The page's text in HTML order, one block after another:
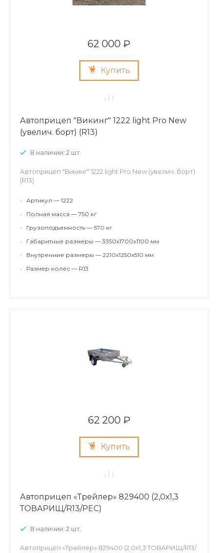
62 000 ₽
Купить
Автоприцеп "Викинг" 1222 light Pro New
(увелич. борт) (R13)
В наличии: 2 шт.
Автоприцеп "Викинг" 1222 light Pro New (увелич. борт)
(R13)
•
Артикул — 1222
•
Полная масса — 750 кг
•
Грузоподъемность — 570 кг
•
Габаритные размеры — 3350х1700х1100 мм
•
Внутренние размеры — 2210х1250х510 мм
•
Размер колес — R13
62 200 ₽
Купить
Автоприцеп «Трейлер» 829400 (2,0х1,3
ТОВАРИЩ/R13/РЕС)
В наличии: 2 шт.
Автоприцеп «Трейлер» 829400 (2,0х1,3 ТОВАРИЩ/R13/